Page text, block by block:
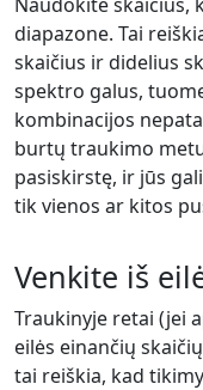
diapazone. Tai
skaičius ir didelius
spektro galus,
kombinacijos
burtų traukimo
pasiskirstę, ir jūs
tik vienos ar kitos
Venkite iš
Traukinyje retai (jei
eilės einančių
tai reiškia, kad